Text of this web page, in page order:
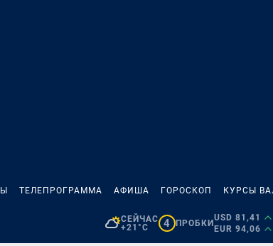
ТЕЛЕПРОГРАММА АФИША ГОРОСКОП КУРСЫ
СЕЙЧАС
+21°C
4 ПРОБКИ
USD 81,41
EUR 94,06